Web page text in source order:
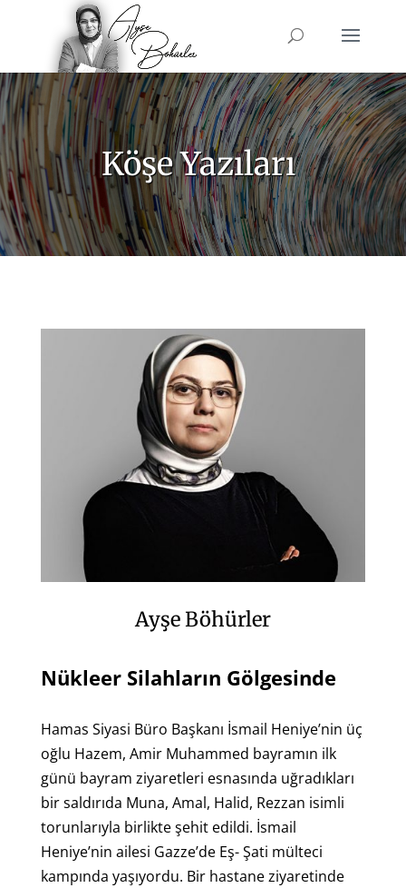
Köşe Yazıları
Ayşe Böhürler
Nükleer Silahların Gölgesinde
Hamas Siyasi Büro Başkanı İsmail Heniye’nin üç
oğlu Hazem, Amir Muhammed bayramın ilk
günü bayram ziyaretleri esnasında uğradıkları
bir saldırıda Muna, Amal, Halid, Rezzan isimli
torunlarıyla birlikte şehit edildi. İsmail
Heniye’nin ailesi Gazze’de Eş- Şati mülteci
kampında yaşıyordu. Bir hastane ziyaretinde